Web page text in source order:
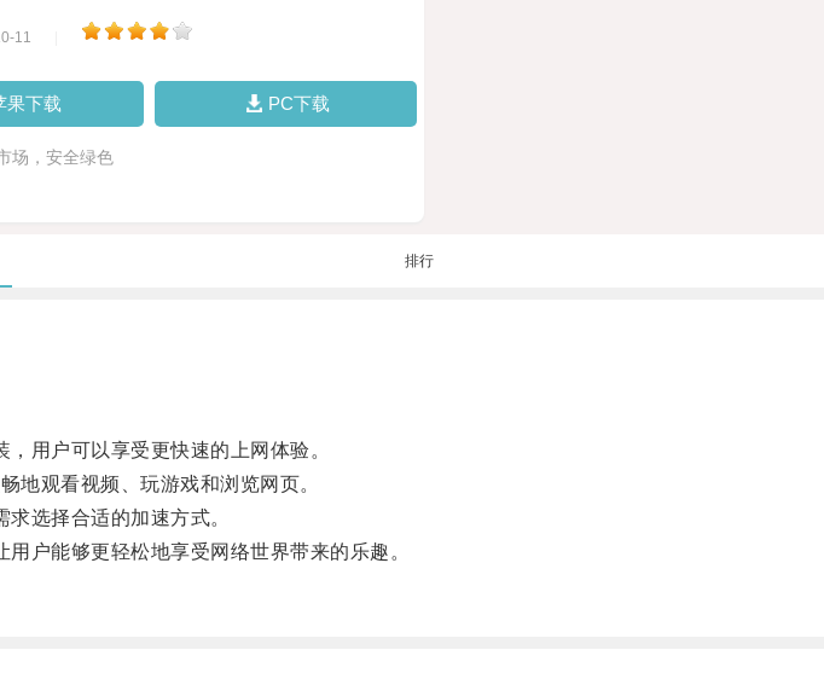
11
果下载 PC下载
场，安全绿色
排行
用户可以享受更快速的上网体验。
观看视频、玩游戏和浏览网页。
选择合适的加速方式。
户能够更轻松地享受网络世界带来的乐趣。